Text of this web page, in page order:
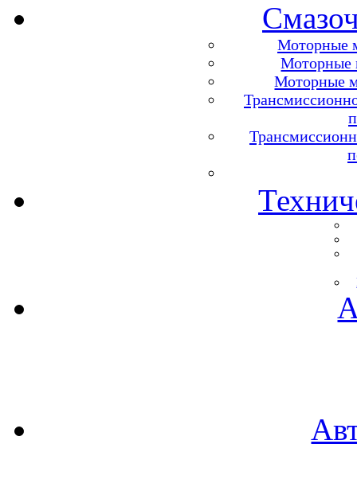
Моторные
Моторные
Моторные